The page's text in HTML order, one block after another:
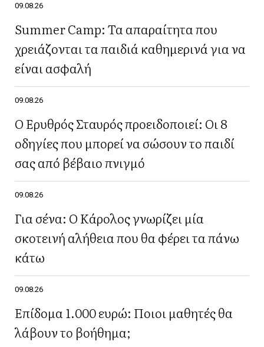
09.08.26
Summer Camp: Τα απαραίτητα που
χρειάζονται τα παιδιά καθημερινά για να
είναι ασφαλή
09.08.26
Ο Ερυθρός Σταυρός προειδοποιεί: Οι 8
οδηγίες που μπορεί να σώσουν το παιδί
σας από βέβαιο πνιγμό
09.08.26
Για σένα: Ο Κάρολος γνωρίζει μία
σκοτεινή αλήθεια που θα φέρει τα πάνω
κάτω
09.08.26
Επίδομα 1.000 ευρώ: Ποιοι μαθητές θα
λάβουν το βοήθημα;